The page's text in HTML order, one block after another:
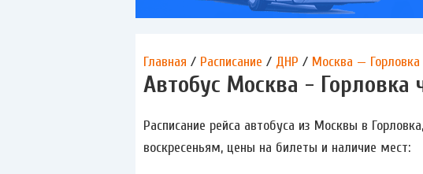
Главная / Расписание / ДНР / Москва — Горловка
Автобус Москва - Горловка
Расписание рейса автобуса из Москвы в
воскресеньям, цены на билеты и наличие мест: